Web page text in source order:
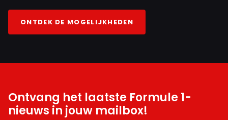
ONTDEK DE MOGELIJKHEDEN
Ontvang het laatste Formule 1-
nieuws in jouw mailbox!